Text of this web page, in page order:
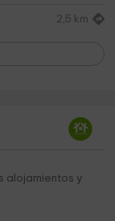
2,5 km
4,8 km
alojamientos y